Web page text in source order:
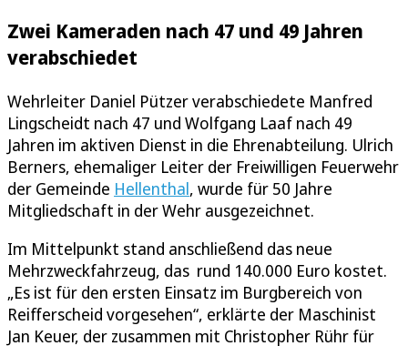
Zwei Kameraden nach 47 und 49 Jahren
verabschiedet
Wehrleiter Daniel Pützer verabschiedete Manfred
Lingscheidt nach 47 und Wolfgang Laaf nach 49
Jahren im aktiven Dienst in die Ehrenabteilung. Ulrich
Berners, ehemaliger Leiter der Freiwilligen Feuerwehr
der Gemeinde Hellenthal, wurde für 50 Jahre
Mitgliedschaft in der Wehr ausgezeichnet.
Im Mittelpunkt stand anschließend das neue
Mehrzweckfahrzeug, das rund 140.000 Euro kostet.
„Es ist für den ersten Einsatz im Burgbereich von
Reifferscheid vorgesehen“, erklärte der Maschinist
Jan Keuer, der zusammen mit Christopher Rühr für